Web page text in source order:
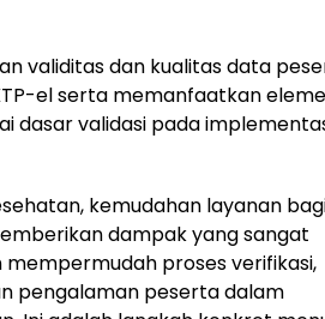
validitas dan kualitas data
el serta memanfaatkan
dasar validasi pada
kemudahan layanan
dampak yang sangat
proses verifikasi,
pengalaman peserta dalam